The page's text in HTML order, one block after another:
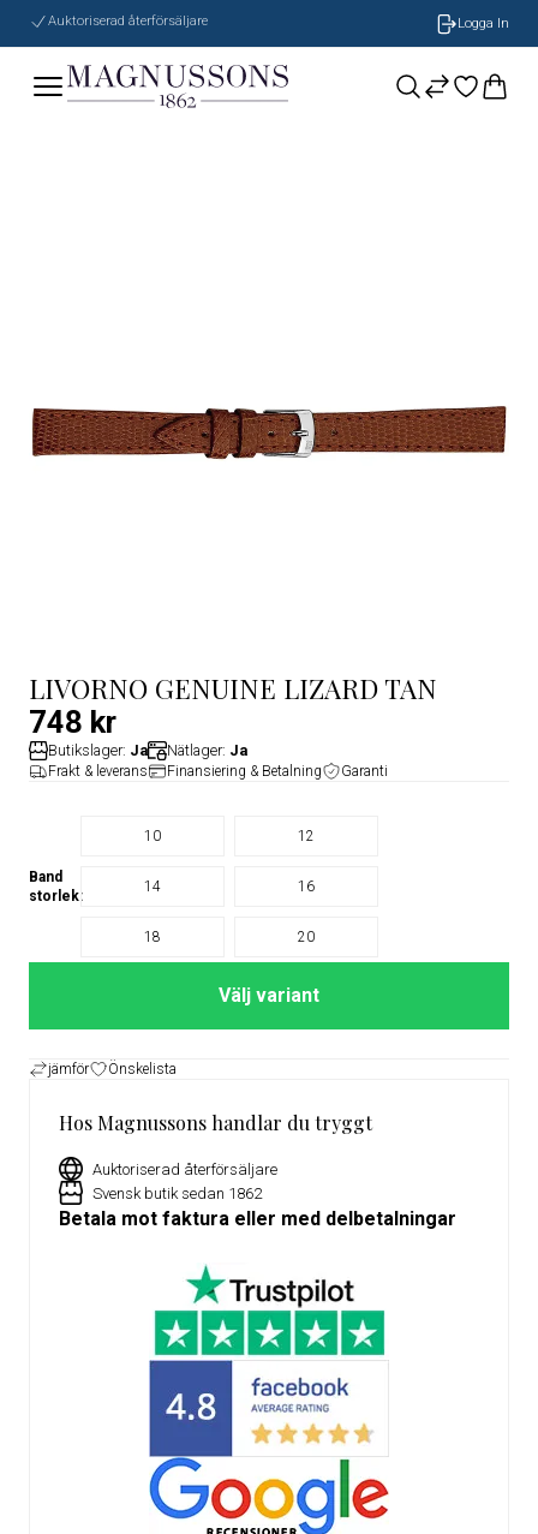
Auktoriserad återförsäljare Logga In
LIVORNO GENUINE LIZARD TAN
748 kr
Butikslager: Ja Nätlager: Ja
Frakt & leverans Finansiering & Betalning Garanti
Band
storlek:
10 12
14 16
18 20
Välj variant
jämför Önskelista
Hos Magnussons handlar du tryggt
Auktoriserad återförsäljare
Svensk butik sedan 1862
Betala mot faktura eller med delbetalningar